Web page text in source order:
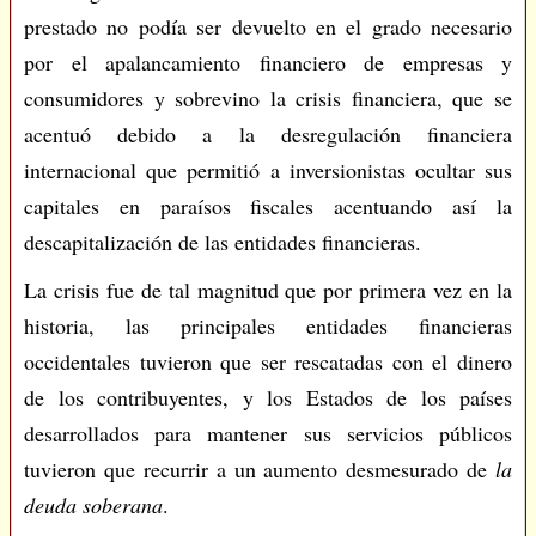
prestado no podía ser devuelto en el grado necesario
por el apalancamiento financiero de empresas y
consumidores y sobrevino la crisis financiera, que se
acentuó debido a la desregulación financiera
internacional que permitió a inversionistas ocultar sus
capitales en paraísos fiscales acentuando así la
descapitalización de las entidades financieras.
La crisis fue de tal magnitud que por primera vez en la
historia, las principales entidades financieras
occidentales tuvieron que ser rescatadas con el dinero
de los contribuyentes, y los Estados de los países
desarrollados para mantener sus servicios públicos
tuvieron que recurrir a un aumento desmesurado de la
deuda soberana.